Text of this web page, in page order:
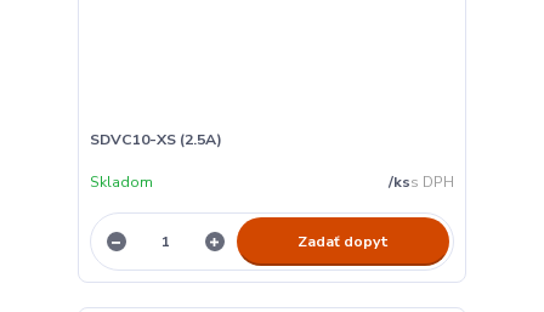
SDVC10-XS (2.5A)
/ks
Skladom
Zadať dopyt